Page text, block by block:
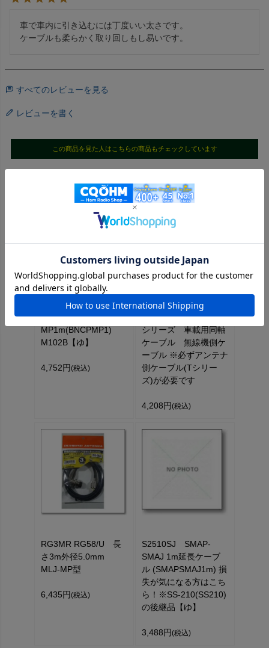
車で車内に引き込むには丁度いい太さです。
ケーブルも柔らかく取り回しもし易いです。
すべてのレビューを見る
レビューを書く
この商品を見た人はこちらの商品もチェックしています
値打ち価格になります！》
BNCP-
MP1m(BNCPMP1)
M102B【ゆ】
4,752円 (税込)
F535N(F-535N) FS
シリーズ 車載用同軸
ケーブル 無線機側ケ
ーブル ※必ずアンテナ
側ケーブル(Tシリー
ズ)が必要です
4,208円 (税込)
RG3MR RG58/U 長
さ3m外径5.0mm
MLJ-MP型
6,435円 (税込)
S2510SJ SMAP-
SMAJ 1m延長ケーブ
ル (SMAPSMAJ1m) 損
失が気になる方はこち
ら！※SS-210(SS210)
の後継品【ゆ】
3,488円 (税込)